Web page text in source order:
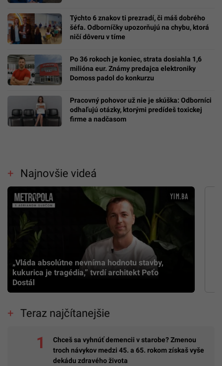
Týchto 6 znakov ti prezradí, či máš dobrého
šéfa. Odborníčky upozorňujú na chybu, ktorá
ničí dôveru v tíme
Po 36 rokoch je koniec, strata dosiahla 1,6
milióna eur. Známy predajca elektroniky
Domoss padol do konkurzu
Pracovný pohovor už nie je skúška: Odborníci
odhaľujú otázky, ktorými predídeš toxickej
firme a nadčasom
Najnovšie videá
„Vláda absolútne nevníma hodnotu stavby,
kukurica je tragédia,” tvrdí architekt Peťo
Dostál
Teraz najčítanejšie
Chceš sa vyhnúť demencii v starobe? Zmenou
troch návykov medzi 45. a 65. rokom získaš vyše
dekádu zdravého života